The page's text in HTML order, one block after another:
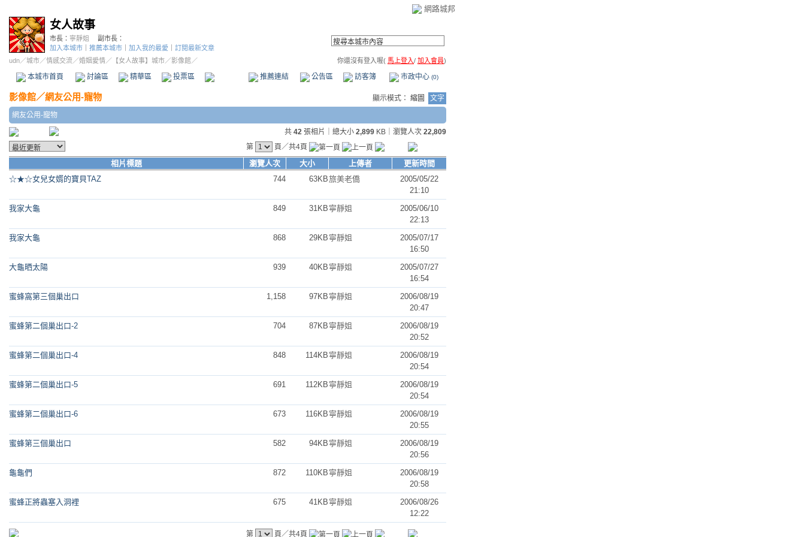
網路城邦
女人故事
市長： 寧靜姐
副市長：
加入本城市
推薦本城市 加入我的最愛
訂閱最新文章
udn／城市／情感交流／婚姻愛情／ 【女人故事】城市／影像館／ 你還沒有登入喔( 馬上登入/ 加入會員)
本城市首頁 討論區 精華區 投票區 影像館 推薦連結 公告區 訪客簿 市政中心 (0)
影像館／網友公用-寵物 顯示模式： 縮圖
文字
網友公用-寵物
共 42 張相片｜總大小 2,899 KB｜瀏覽人次 22,809
第
頁／共4頁
相片標題 瀏覽人次 大小 上傳者
更新時間
☆★☆女兒女婿的寶貝TAZ
744 63KB旅美老僑
2005/05/22
21:10
我家大龜
849 31KB 寧靜姐
2005/06/10
22:13
我家大龜
868 29KB 寧靜姐
2005/07/17
16:50
大龜晒太陽
939 40KB 寧靜姐
2005/07/27
16:54
蜜蜂窩第三個巢出口
1,158 97KB 寧靜姐
2006/08/19
20:47
蜜蜂第二個巢出口-2
704 87KB 寧靜姐
2006/08/19
20:52
蜜蜂第二個巢出口-4
848 114KB 寧靜姐
2006/08/19
20:54
蜜蜂第二個巢出口-5
691 112KB 寧靜姐
2006/08/19
20:54
蜜蜂第二個巢出口-6
673 116KB 寧靜姐
2006/08/19
20:55
蜜蜂第三個巢出口
582 94KB 寧靜姐
2006/08/19
20:56
龜龜們
872 110KB 寧靜姐
2006/08/19
20:58
蜜蜂正將蟲塞入洞裡
675 41KB 寧靜姐
2006/08/26
12:22
第 頁／共4頁